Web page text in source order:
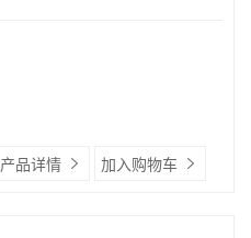
产品详情 加入购物车